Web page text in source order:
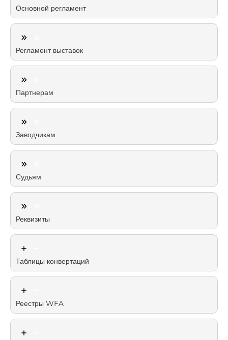
Основной регламент
Регламент выставок
Партнерам
Заводчикам
Судьям
Реквизиты
Таблицы конвертаций
Реестры WFA